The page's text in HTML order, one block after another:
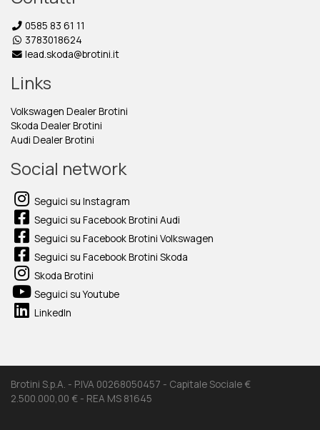
0585 83 61 11
3783018624
lead.skoda@brotini.it
Links
Volkswagen Dealer Brotini
Skoda Dealer Brotini
Audi Dealer Brotini
Social network
Seguici su Instagram
Seguici su Facebook Brotini Audi
Seguici su Facebook Brotini Volkswagen
Seguici su Facebook Brotini Skoda
Skoda Brotini
Seguici su Youtube
LinkedIn
Brotini S.p.A. - P.IVA 00268050457 - Capitale Sociale €
2.500.000,00 € - REA MS 81645